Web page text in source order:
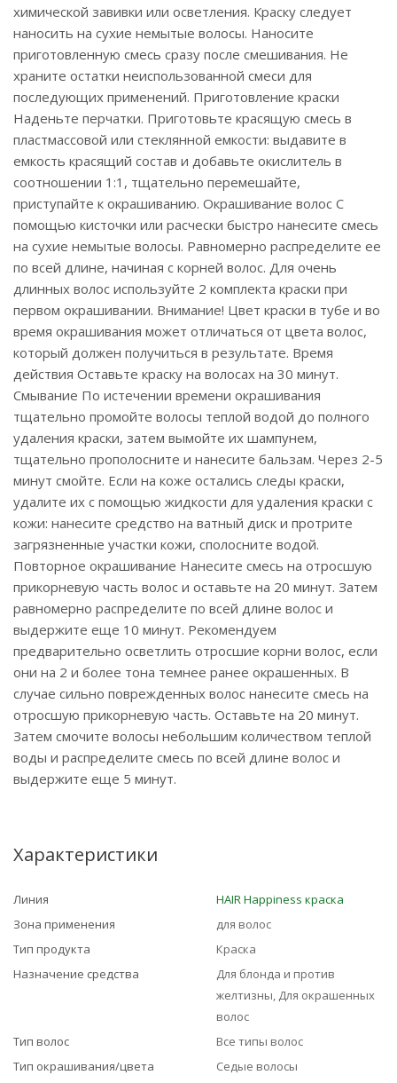
химической завивки или осветления. Краску следует
наносить на сухие немытые волосы. Наносите
приготовленную смесь сразу после смешивания. Не
храните остатки неиспользованной смеси для
последующих применений. Приготовление краски
Наденьте перчатки. Приготовьте красящую смесь в
пластмассовой или стеклянной емкости: выдавите в
емкость красящий состав и добавьте окислитель в
соотношении 1:1, тщательно перемешайте,
приступайте к окрашиванию. Окрашивание волос С
помощью кисточки или расчески быстро нанесите смесь
на сухие немытые волосы. Равномерно распределите ее
по всей длине, начиная с корней волос. Для очень
длинных волос используйте 2 комплекта краски при
первом окрашивании. Внимание! Цвет краски в тубе и во
время окрашивания может отличаться от цвета волос,
который должен получиться в результате. Время
действия Оставьте краску на волосах на 30 минут.
Смывание По истечении времени окрашивания
тщательно промойте волосы теплой водой до полного
удаления краски, затем вымойте их шампунем,
тщательно прополосните и нанесите бальзам. Через 2-5
минут смойте. Если на коже остались следы краски,
удалите их с помощью жидкости для удаления краски с
кожи: нанесите средство на ватный диск и протрите
загрязненные участки кожи, сполосните водой.
Повторное окрашивание Нанесите смесь на отросшую
прикорневую часть волос и оставьте на 20 минут. Затем
равномерно распределите по всей длине волос и
выдержите еще 10 минут. Рекомендуем
предварительно осветлить отросшие корни волос, если
они на 2 и более тона темнее ранее окрашенных. В
случае сильно поврежденных волос нанесите смесь на
отросшую прикорневую часть. Оставьте на 20 минут.
Затем смочите волосы небольшим количеством теплой
воды и распределите смесь по всей длине волос и
выдержите еще 5 минут.
Характеристики
Линия
HAIR Happiness краска
Зона применения
для волос
Тип продукта
Краска
Назначение средства
Для блонда и против
желтизны, Для окрашенных
волос
Тип волос
Все типы волос
Тип окрашивания/цвета
Седые волосы